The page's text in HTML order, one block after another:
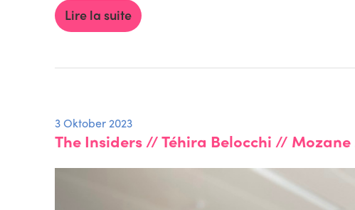
Lire la suite
3 Oktober 2023
The Insiders // Téhira Belocchi //